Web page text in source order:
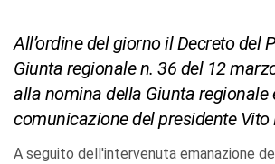
All’ordine del giorno il Decreto del
Giunta regionale n. 36 del 12
alla nomina della Giunta regionale
comunicazione del presidente Vito
A seguito dell'intervenuta emanazione